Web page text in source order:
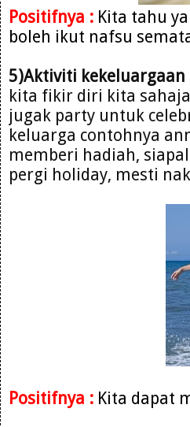
Positifnya : Kita tahu
boleh ikut nafsu
5)Aktiviti kekeluargaan
kita fikir diri kita
jugak party untuk
keluarga contohnya
memberi hadiah,
pergi holiday, mesti
Positifnya : Kita dapat